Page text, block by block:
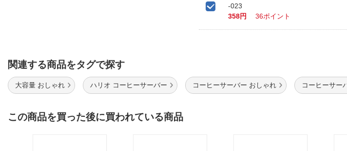
-023
358円
36ポイント
関連する商品をタグで探す
大容量 おしゃれ ハリオ コーヒーサーバー コーヒーサーバー おしゃれ コーヒーサー
この商品を買った後に買われている商品